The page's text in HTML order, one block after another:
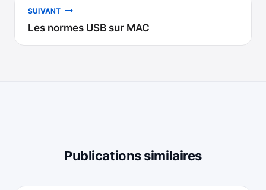
l’article
SUIVANT
Les normes USB sur MAC
Publications similaires